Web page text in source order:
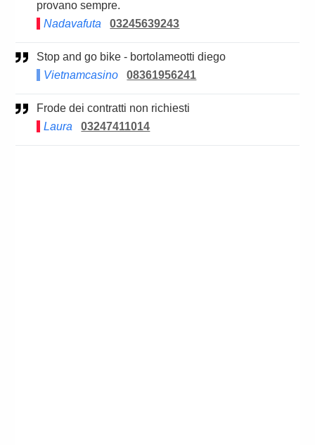
provano sempre.
Nadavafuta
03245639243
Stop and go bike - bortolameotti diego
Vietnamcasino
08361956241
Frode dei contratti non richiesti
Laura
03247411014